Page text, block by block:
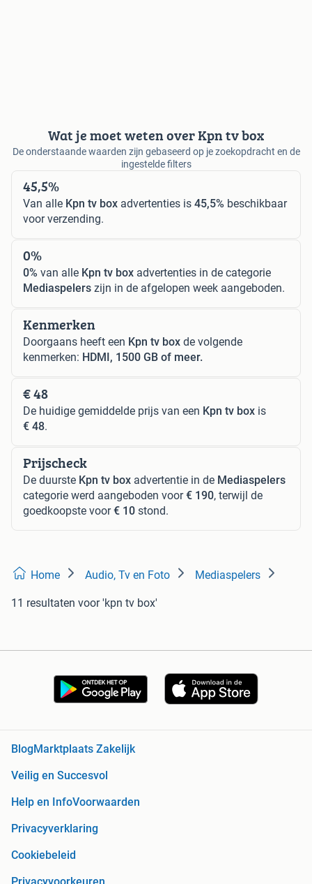
Wat je moet weten over Kpn tv box
De onderstaande waarden zijn gebaseerd op je zoekopdracht en de
ingestelde filters
45,5%
Van alle Kpn tv box advertenties is 45,5% beschikbaar
voor verzending.
0%
0% van alle Kpn tv box advertenties in de categorie
Mediaspelers zijn in de afgelopen week aangeboden.
Kenmerken
Doorgaans heeft een Kpn tv box de volgende
kenmerken: HDMI, 1500 GB of meer.
€ 48
De huidige gemiddelde prijs van een Kpn tv box is
€ 48.
Prijscheck
De duurste Kpn tv box advertentie in de Mediaspelers
categorie werd aangeboden voor€ 190, terwijl de
goedkoopste voor€ 10 stond.
Home Audio, Tv en Foto Mediaspelers
11 resultaten voor 'kpn tv box'
BlogMarktplaats Zakelijk
Veilig en Succesvol
Help en InfoVoorwaarden
Privacyverklaring
Cookiebeleid